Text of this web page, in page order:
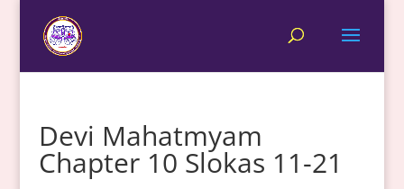
Devi Mahatmyam
Chapter 10 Slokas 11-21